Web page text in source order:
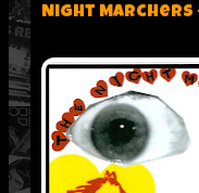
Night Marchers